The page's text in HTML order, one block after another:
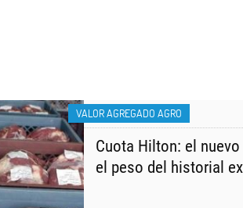
VALOR AGREGADO AGRO
Cuota Hilton: el
el peso del historial